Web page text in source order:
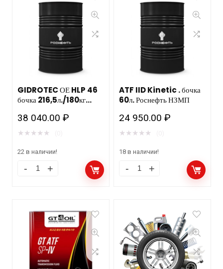
GIDROTEC ОЕ HLP 46
бочка 216,5л./180кг
38 040.00₽
★ ★ ★ ★ ★
22 в наличии!
ATF IID Kinetic . бочка
60л. Роснефть НЗМП
24 950.00₽
★ ★ ★ ★ ★
18 в наличии!